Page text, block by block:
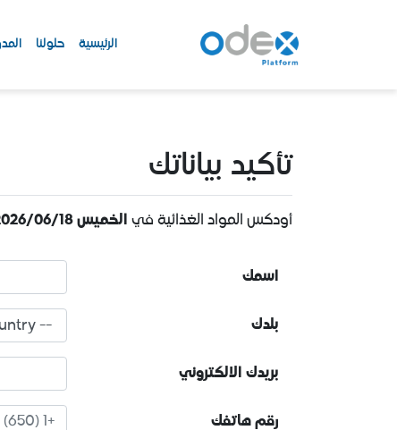
الرئيسية حلولنا
تأكيد بياناتك
أودكس المواد الغذائية في الخميس 18‏/06‏/2026 4:00:00 م
اسمك
بلدك
بريدك الالكتروني
رقم هاتفك